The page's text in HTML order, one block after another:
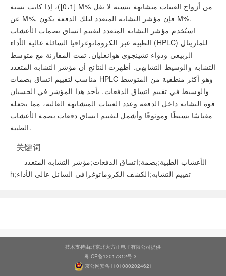
M% من أزواج العينات متشابهة بنسبة لا تقل
M M%.
استُخدم مؤشر التشابه المتعدد لتقييم اتساق بصمات الأعشاب
الطبية عبر الكروماتوغرافيا السائلة عالية الأداء (HPLC) للماريتال
الربيعي ودواء تشينجوي هوانغليان. تمت المقارنة مع متوسط
التشابه والوسيط التشابهي. أظهرت النتائج أن مؤشر التشابه المتعدد
مناسب لتقييم اتساق بصمات HPLC وهو أكثر منطقية من المتوسط
والوسيط في تقييم اتساق الدفعات. يأخذ هذا المؤشر في الحسبان
قوة التشابه داخل الدفعة وعدد العينات المتشابهة العالية، مما يجعله
مقياسًا بسيطًا وموثوقًا وأشمل لتقييم اتساق دفعات بصمة الأعشاب
الطبية.
关键词
الأعشاب الطبية;بصمة;اتساق الدفعات;مؤشر التشابه المتعدد
h;تقييم التشابه;الكشف الكروماتوغرافي السائل عالي الأداء
技术支持由北京北大方正电子有限公司提供
粤ICP备12017312号-3
京公网安备11010802024621